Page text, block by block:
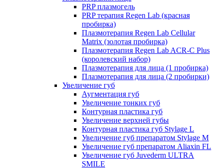
PRP плазмогель
PRP терапия Regen Lab (красная
пробирка)
Плазмотерапия Regen Lab Cellular
Matrix (золотая пробирка)
Плазмотерапия Regen Lab ACR-C Plus
(королевский набор)
Плазмотерапия для лица (1 пробирка)
Плазмотерапия для лица (2 пробирки)
Увеличение губ
Аугментация губ
Увеличение тонких губ
Контурная пластика губ
Увеличение верхней губы
Контурная пластика губ Stylage L
Увеличение губ препаратом Stylage M
Увеличение губ препаратом Aliaxin FL
Увеличение губ Juvederm ULTRA
SMILE